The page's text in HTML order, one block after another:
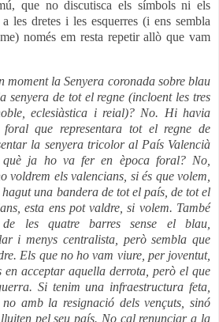
que no discutisca els símbols ni els
les dretes i les esquerres (i ens sembla
només em resta repetir allò que vam
moment la Senyera coronada sobre blau
senyera de tot el regne (incloent les tres
eclesiàstica i reial)? No. Hi havia
que representara tot el regne de
la senyera tricolor al País Valencià
què ja ho va fer en època foral? No,
voldrem els valencians, si és que volem,
una bandera de tot el país, de tot el
esta ens pot valdre, si volem. També
les quatre barres sense el blau,
i menys centralista, però sembla que
Els que no ho vam viure, per joventut,
en acceptar aquella derrota, però el que
Si tenim una infraestructura feta,
amb la resignació dels vençuts, sinó
pel seu país. No cal renunciar a la